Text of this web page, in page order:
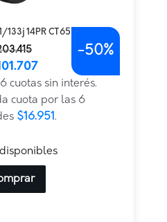
14PR CT65
cuotas sin interés.
cuota por las 6
$16.951.
-50%